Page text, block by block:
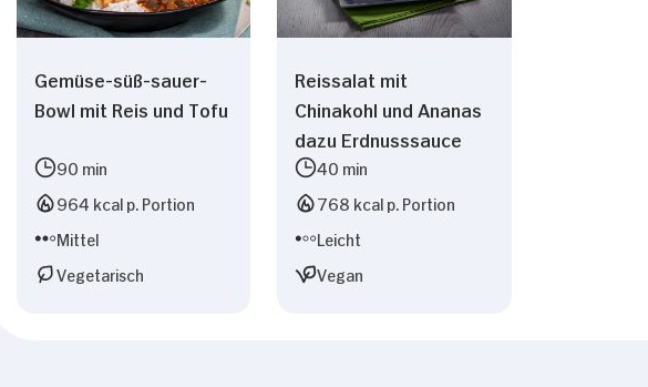
Gemüse-süß-sauer-
Bowl mit Reis und Tofu
90 min
964 kcal p. Portion
Mittel
Vegetarisch
Reissalat mit
Chinakohl und Ananas
dazu Erdnusssauce
40 min
768 kcal p. Portion
Leicht
Vegan